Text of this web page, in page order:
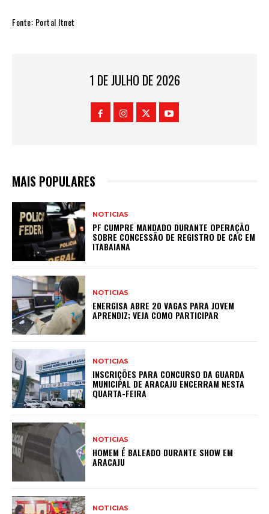
Fonte: Portal Itnet
1 DE JULHO DE 2026
MAIS POPULARES
NOTICIAS
PF CUMPRE MANDADO DURANTE OPERAÇÃO
SOBRE CONCESSÃO DE REGISTRO DE CAC EM
ITABAIANA
NOTICIAS
ENERGISA ABRE 20 VAGAS PARA JOVEM
APRENDIZ; VEJA COMO PARTICIPAR
NOTICIAS
INSCRIÇÕES PARA CONCURSO DA GUARDA
MUNICIPAL DE ARACAJU ENCERRAM NESTA
QUARTA-FEIRA
NOTICIAS
HOMEM É BALEADO DURANTE SHOW EM
ARACAJU
NOTICIAS